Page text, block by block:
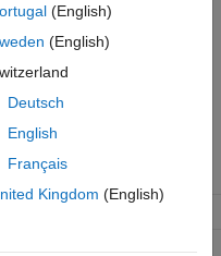
terminates the simulation.
parameter values that
changes.
(English)
(English)
Deutsch
English
Français
Kingdom (English)